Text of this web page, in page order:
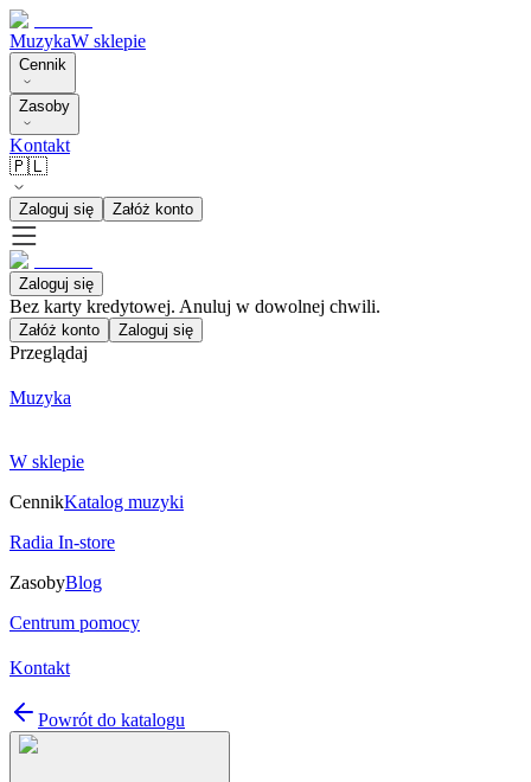
MuzykaW sklepie
Cennik
Zasoby
Kontakt
🇵🇱
Zaloguj się Załóż konto
Zaloguj się
Bez karty kredytowej. Anuluj w dowolnej chwili.
Załóż konto Zaloguj się
Przeglądaj
Muzyka
W sklepie
CennikKatalog muzyki
Radia In-store
ZasobyBlog
Centrum pomocy
Kontakt
Powrót do katalogu